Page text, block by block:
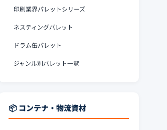
印刷業界パレットシリーズ
ネスティングパレット
ドラム缶パレット
ジャンル別パレット一覧
📦 コンテナ・物流資材